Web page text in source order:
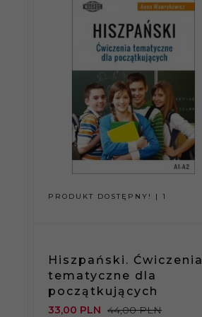
PRODUKT DOSTĘPNY! 1
Hiszpański. Ćwiczenia
tematyczne dla
początkujących
33,00 PLN 44,00 PLN